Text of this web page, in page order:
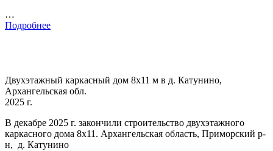
…
Подробнее
Двухэтажный каркасный дом 8х11 м в д. Катунино,
Архангельская обл.
2025 г.
В декабре 2025 г. закончили строительство двухэтажного
каркасного дома 8х11. Архангельская область, Приморский р-
н, д. Катунино